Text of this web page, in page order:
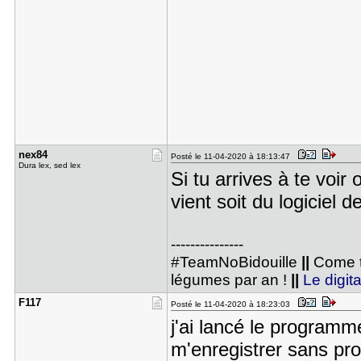
nex84
Dura lex, sed lex
Posté le 11-04-2020 à 18:13:47
Si tu arrives à te voir
vient soit du logiciel
---------------
#TeamNoBidouille
Come
légumes par an !
Le
F117 Posté le 11-04-2020 à 18:23:03
j'ai lancé le
m'enregistrer sans